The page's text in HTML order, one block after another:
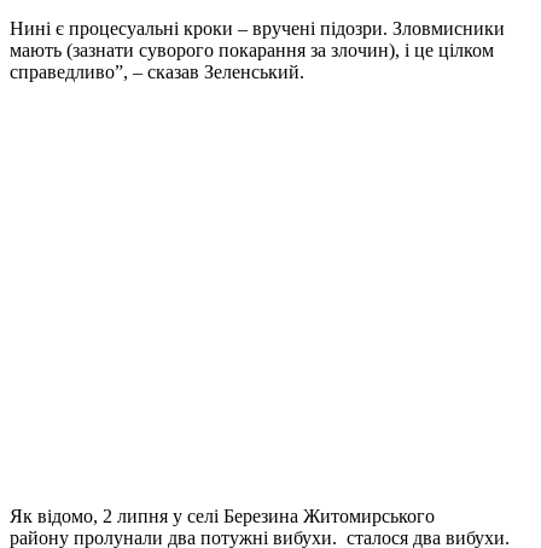
Нині є процесуальні кроки – вручені підозри. Зловмисники
мають (зазнати суворого покарання за злочин), і це цілком
справедливо”, – сказав Зеленський.
Як відомо, 2 липня у селі Березина Житомирського
району пролунали два потужні вибухи. сталося два вибухи.